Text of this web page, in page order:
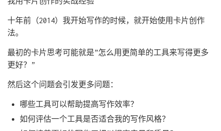
十年前（2014）我开始写作的时候，就开始使用卡片创作
法。
最初的卡片思考可能就是”怎么用更简单的工具来写得更多
更好？”
然后这个问题会引发更多问题：
哪些工具可以帮助提高写作效率？
如何评估一个工具是否适合我的写作风格？